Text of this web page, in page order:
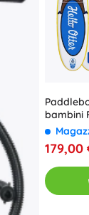
bambini
Sailor
179,00